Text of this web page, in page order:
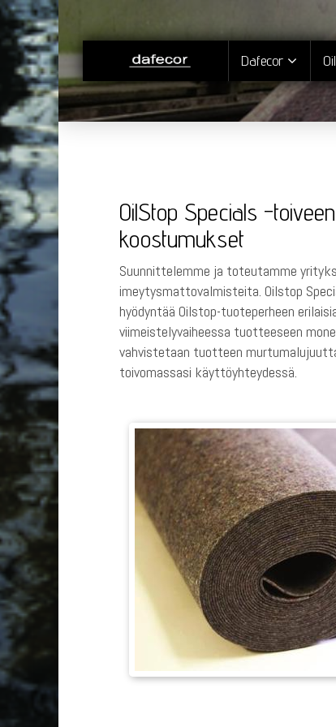
Dafecor
OilStop Specials -
koostumukset
Suunnittelemme ja toteutamme
imeytysmattovalmisteita. Oilstop
hyödyntää Oilstop-tuoteperheen
viimeistelyvaiheessa tuotteeseen
vahvistetaan tuotteen
toivomassasi käyttöyhteydessä.